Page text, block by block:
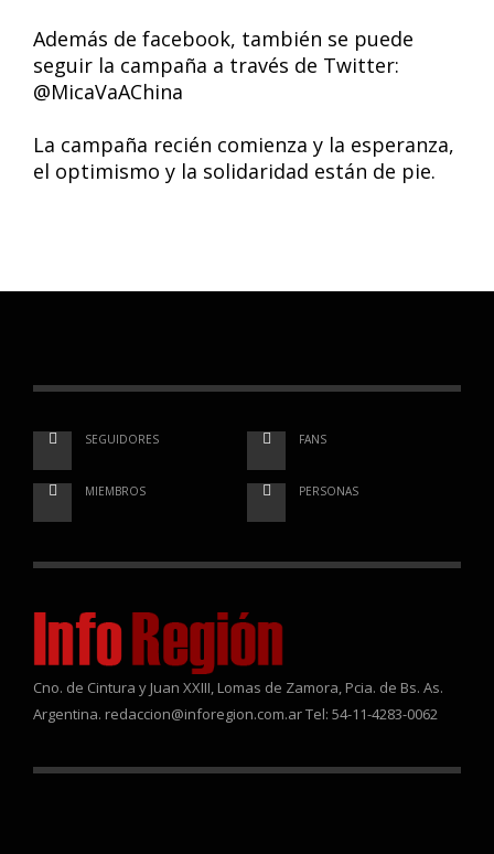
Además de facebook, también se puede
seguir la campaña a través de Twitter:
@MicaVaAChina
La campaña recién comienza y la esperanza,
el optimismo y la solidaridad están de pie.
SEGUIDORES FANS
MIEMBROS PERSONAS
Cno. de Cintura y Juan XXIII, Lomas de Zamora, Pcia. de Bs. As.
Argentina. redaccion@inforegion.com.ar Tel: 54-11-4283-0062